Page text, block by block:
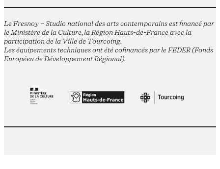
Le Fresnoy – Studio national des arts contemporains est financé par
le Ministère de la Culture, la Région Hauts-de-France avec la
participation de la Ville de Tourcoing.
Les équipements techniques ont été cofinancés par le FEDER (Fonds
Européen de Développement Régional).